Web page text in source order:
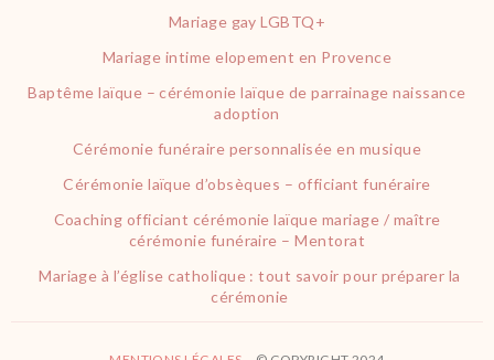
Mariage gay LGBTQ+
Mariage intime elopement en Provence
Baptême laïque – cérémonie laïque de parrainage naissance
adoption
Cérémonie funéraire personnalisée en musique
Cérémonie laïque d’obsèques – officiant funéraire
Coaching officiant cérémonie laïque mariage / maître
cérémonie funéraire – Mentorat
Mariage à l’église catholique : tout savoir pour préparer la
cérémonie